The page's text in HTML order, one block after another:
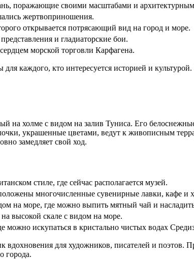
поражающие своими масштабами и
жертвоприношения.
открывается потрясающий вид на город и море.
и гладиаторские бои.
морской торговли Карфагена.
каждого, кто интересуется историей и
на холме с видом на залив Туниса. Его
украшенные цветами, ведут к живописным
замедляет свой ход.
стиле, где сейчас располагается музей.
многочисленные сувенирные лавки, кафе и
на море, где можно выпить мятный чай и
высокой скале с видом на море.
искупаться в кристально чистых водах
для художников, писателей и поэтов.
города.